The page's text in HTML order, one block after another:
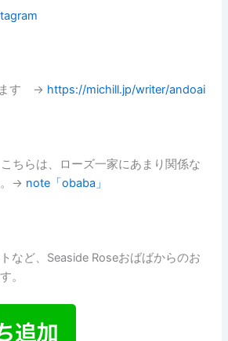
ます → https://michill.jp/writer/andoai
ちらは、ローズ一家にあまり関係な
。→ note「obaba」
など、Seaside Roseおばばからのお
。